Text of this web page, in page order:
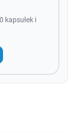
kapsułek i